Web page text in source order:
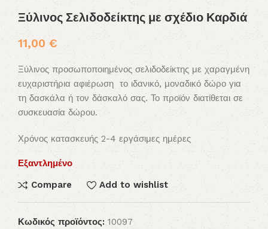
Ξύλινος Σελιδοδείκτης με σχέδιο Καρδιά
11,00 €
Ξύλινος προσωποποιημένος σελιδοδείκτης με χαραγμένη
ευχαριστήρια αφιέρωση το ιδανικό, μοναδικό δώρο για
τη δασκάλα ή τον δάσκαλό σας. Το προϊόν διατίθεται σε
συσκευασία δώρου.
Χρόνος κατασκευής 2-4 εργάσιμες ημέρες
Εξαντλημένο
Compare Add to wishlist
Κωδικός προϊόντος: 10097